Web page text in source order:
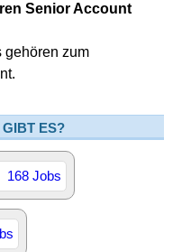
Senior Account
gehören zum
ES?
168 Jobs